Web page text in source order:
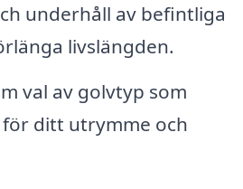
underhåll av befintliga
livslängden.
val av golvtyp som
för ditt utrymme och